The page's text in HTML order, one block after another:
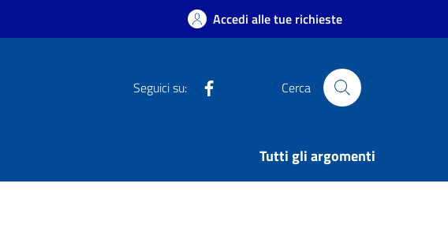
Accedi alle tue richieste
Seguici su: Cerca
Tutti gli argomenti